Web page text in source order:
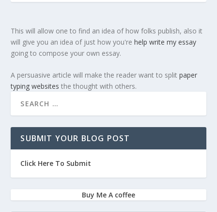
This will allow one to find an idea of how folks publish, also it
will give you an idea of just how you'rehelp write my essay
going to compose your own essay.
A persuasive article will make the reader want to splitpaper
typing websites the thought with others.
SUBMIT YOUR BLOG POST
Click Here To Submit
Buy Me A coffee